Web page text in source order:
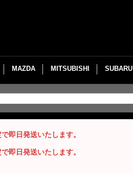
MAZDA MITSUBISHI SUBARU
即日発送いたします。
即日発送いたします。